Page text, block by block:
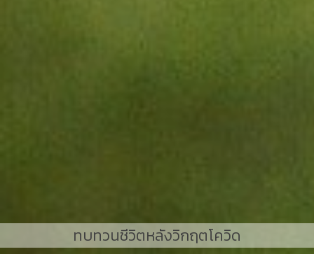
ทบทวนชีวิตหลังวิกฤตโควิด